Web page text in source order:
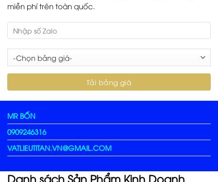
miễn phí trên toàn quốc.
MR BỐN
0909246316
VATLIEUTITAN.VN@GMAIL.COM
Danh sách Sản Phẩm Kinh Doanh